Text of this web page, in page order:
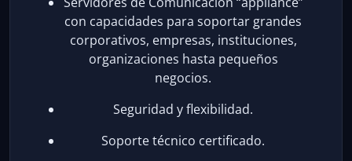
con capacidades para soportar grandes
corporativos, empresas, instituciones,
organizaciones hasta pequeños
negocios.
Seguridad y flexibilidad.
Soporte técnico certificado.